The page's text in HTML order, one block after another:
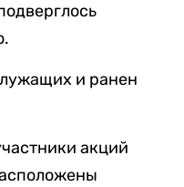
и ранен
акций